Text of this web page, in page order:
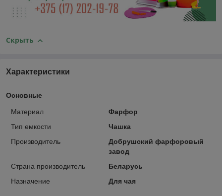
Скрыть
Характеристики
Основные
Материал
Фарфор
Тип емкости
Чашка
Производитель
Добрушский фарфоровый
завод
Страна производитель
Беларусь
Назначение
Для чая